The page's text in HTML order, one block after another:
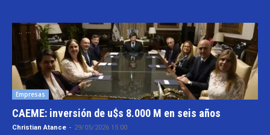
Empresas
CAEME: inversión de u$s 8.000 M en seis años
Christian Atance - 29/05/2026 15:00